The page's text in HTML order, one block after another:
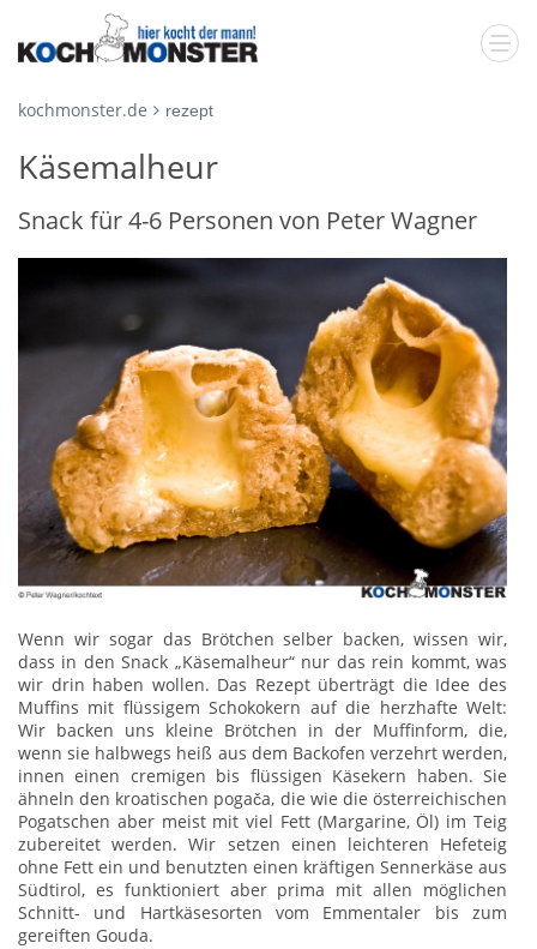
kochmonster.de rezept
Käsemalheur
Snack für 4-6 Personen von Peter Wagner
Wenn wir sogar das Brötchen selber backen, wissen wir,
dass in den Snack „Käsemalheur“ nur das rein kommt, was
wir drin haben wollen. Das Rezept überträgt die Idee des
Muffins mit flüssigem Schokokern auf die herzhafte Welt:
Wir backen uns kleine Brötchen in der Muffinform, die,
wenn sie halbwegs heiß aus dem Backofen verzehrt werden,
innen einen cremigen bis flüssigen Käsekern haben. Sie
ähneln den kroatischen pogača, die wie die österreichischen
Pogatschen aber meist mit viel Fett (Margarine, Öl) im Teig
zubereitet werden. Wir setzen einen leichteren Hefeteig
ohne Fett ein und benutzten einen kräftigen Sennerkäse aus
Südtirol, es funktioniert aber prima mit allen möglichen
Schnitt- und Hartkäsesorten vom Emmentaler bis zum
gereiften Gouda.